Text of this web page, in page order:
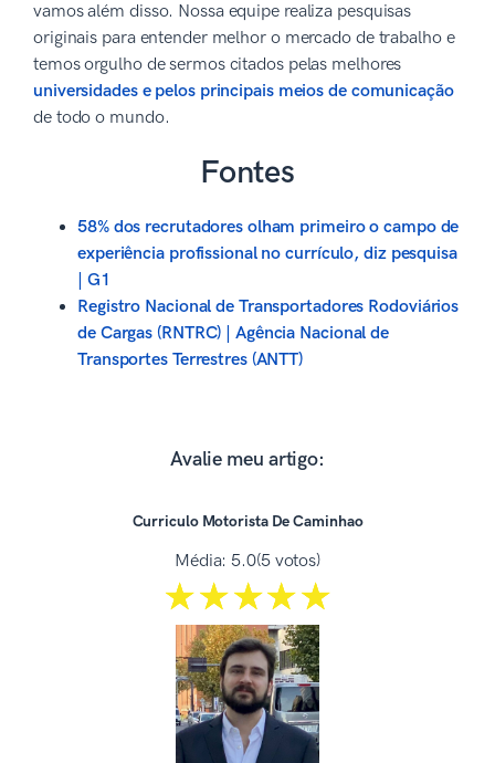
vamos além disso. Nossa equipe realiza pesquisas
originais para entender melhor o mercado de trabalho e
temos orgulho de sermos citados pelas melhores
universidades e pelos principais meios de comunicação
de todo o mundo.
Fontes
58% dos recrutadores olham primeiro o campo de
experiência profissional no currículo, diz pesquisa
| G1
Registro Nacional de Transportadores Rodoviários
de Cargas (RNTRC) | Agência Nacional de
Transportes Terrestres (ANTT)
Avalie meu artigo:
Curriculo Motorista De Caminhao
Média:5.0(5 votos)
☆☆☆☆☆
★★★★★